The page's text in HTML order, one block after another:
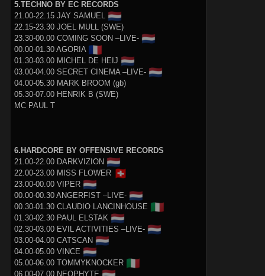
5.TECHNO BY EC RECORDS
21.00-22.15 JAY SAMUEL 🇳🇱
22.15-23.30 JOEL MULL (SWE)
23.30-00.00 COMING SOON –LIVE- 🇳🇱
00.00-01.30 AGORIA 🇫🇷
01.30-03.00 MICHEL DE HEIJ 🇳🇱
03.00-04.00 SECRET CINEMA –LIVE- 🇳🇱
04.00-05.30 MARK BROOM (gb)
05.30-07.00 HENRIK B (SWE)
MC PAUL T
6.HARDCORE BY OFFENSIVE RECORDS
21.00-22.00 DARKVIZION 🇳🇱
22.00-23.00 MISS FLOWER 🇨🇭
23.00-00.00 VIPER 🇳🇱
00.00-00.30 ANGERFIST –LIVE- 🇳🇱
00.30-01.30 CLAUDIO LANCINHOUSE 🇮🇹
01.30-02.30 PAUL ELSTAK 🇳🇱
02.30-03.00 EVIL ACTIVITIES –LIVE- 🇳🇱
03.00-04.00 CATSCAN 🇳🇱
04.00-05.00 VINCE 🇳🇱
05.00-06.00 TOMMYKNOCKER 🇮🇹
06.00-07.00 NEOPHYTE